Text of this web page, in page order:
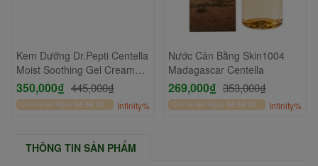
Kem Dưỡng Dr.Pepti Centella
Moist Soothing Gel Cream
70ml
350,000₫ 445,000₫
Còn lại 00 Ngày 06:59:34 Infinity%
Nước Cân Bằng Skin1004
Madagascar Centella
269,000₫ 353,000₫
Còn lại 00 Ngày 06:59:34 Infinity%
THÔNG TIN SẢN PHẨM